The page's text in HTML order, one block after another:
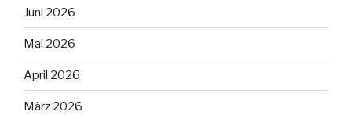
Juni 2026
Mai 2026
April 2026
März 2026